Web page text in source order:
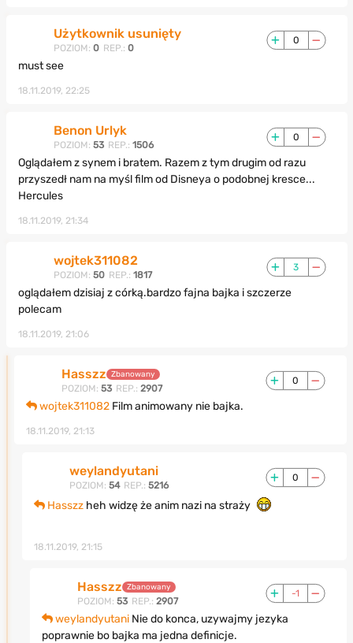
Użytkownik usunięty
POZIOM: 0 REP.: 0
0
must see
18.11.2019, 22:25
Benon Urlyk
POZIOM: 53 REP.: 1506
0
Oglądałem z synem i bratem. Razem z tym drugim od razu
przyszedł nam na myśl film od Disneya o podobnej kresce...
Hercules
18.11.2019, 21:34
wojtek311082
POZIOM: 50 REP.: 1817
3
oglądałem dzisiaj z córką.bardzo fajna bajka i szczerze
polecam
18.11.2019, 21:06
Hasszz Zbanowany
POZIOM: 53 REP.: 2907
0
wojtek311082 Film animowany nie bajka.
18.11.2019, 21:13
weylandyutani
POZIOM: 54 REP.: 5216
0
Hasszz heh widzę że anim nazi na straży
18.11.2019, 21:15
Hasszz Zbanowany
POZIOM: 53 REP.: 2907
-1
weylandyutaniNie do konca, uzywajmy jezyka
poprawnie bo bajka ma jedna definicje.